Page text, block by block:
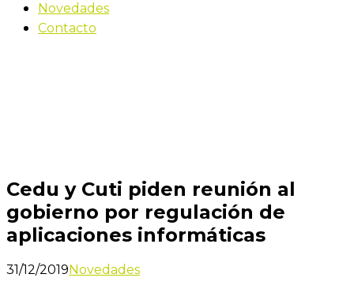
Novedades
Contacto
Cedu y Cuti piden reunión al
gobierno por regulación de
aplicaciones informáticas
31/12/2019Novedades